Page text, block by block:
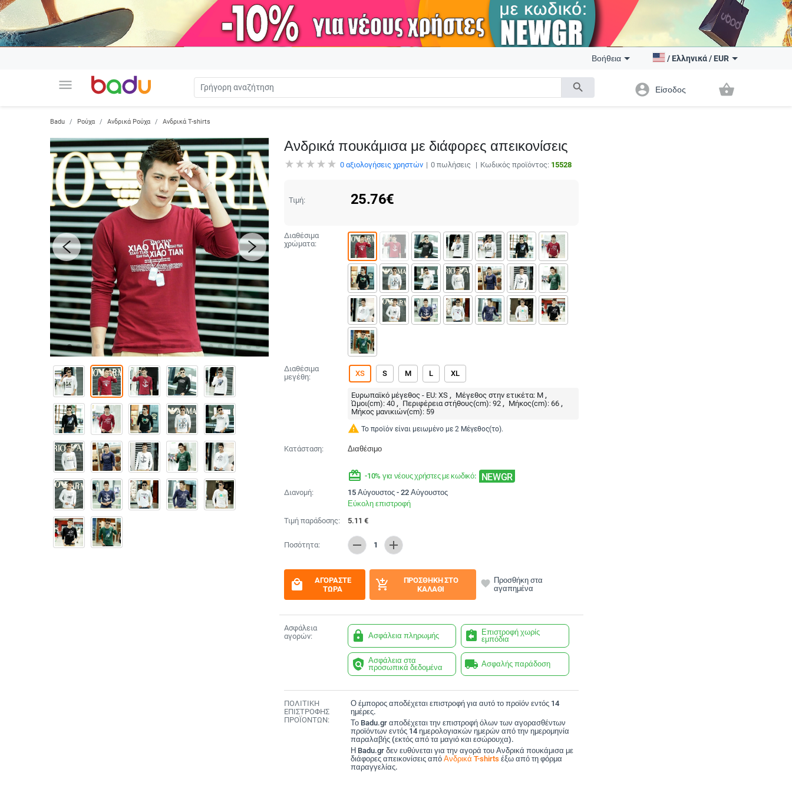
menu search
Βοήθεια / Ελληνικά/ EUR
account_circle Είσοδος shopping_basket
Badu Ρούχα Ανδρικά Ρούχα Ανδρικά T-shirts
Ανδρικά πουκάμισα με διάφορες απεικονίσεις
0αξιολογήσεις χρηστών 0πωλήσεις Κωδικός προϊόντος: 15528
Τιμή: 25.76€
Διαθέσιμα
χρώματα:
Διαθέσιμα
μεγέθη:
XS S M L XL
Ευρωπαϊκό μέγεθος - EU: XS Μέγεθος στην ετικέτα: M
Ώμοι(cm): 40 Περιφέρεια στήθους(cm): 92 Μήκος(cm): 66
Μήκος μανικιών(cm): 59
warning Το προϊόν είναι μειωμένο με 2 Μέγεθος(το).
Κατάσταση: Διαθέσιμο
redeem -10% για νέους χρήστες με κωδικό: NEWGR
Διανομή:
15 Αύγουστος - 22 Αύγουστος
Εύκολη επιστροφή
Τιμή παράδοσης:
5.11 €
Ποσότητα: remove 1 add
local_mall
ΑΓΟΡΆΣΤΕ
ΤΏΡΑ
add_shopping_cart
ΠΡΟΣΘΉΚΗ ΣΤΟ
ΚΑΛΆΘΙ
favorite Προσθήκη στα
αγαπημένα
Ασφάλεια
αγορών:
lock Ασφάλεια πληρωμής assignment_return Επιστροφή χωρίς
εμπόδια
policy Ασφάλεια στα
προσωπικά δεδομένα
local_shipping Ασφαλής παράδοση
ΠΟΛΙΤΙΚΗ
ΕΠΙΣΤΡΟΦΗΣ
ΠΡΟΪΟΝΤΩΝ:
Ο έμπορος αποδέχεται επιστροφή για αυτό το προϊόν εντός 14
ημέρες.
Το Badu.gr αποδέχεται την επιστροφή όλων των αγορασθέντων
προϊόντων εντός 14 ημερολογιακών ημερών από την ημερομηνία
παραλαβής (εκτός από τα μαγιό και εσώρουχα).
Η Badu.gr δεν ευθύνεται για την αγορά του Ανδρικά πουκάμισα με
διάφορες απεικονίσεις από Ανδρικά T-shirts έξω από τη φόρμα
παραγγελίας.